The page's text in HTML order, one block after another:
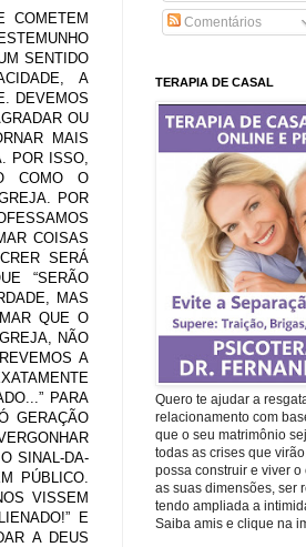
COMETEM
SENTIDO
A
DEVEMOS
OU
MAIS
POR ISSO,
COMO O
POR
COISAS
SERÁ
“SERÃO
MAS
QUE O
NÃO
A
PARA
GERAÇÃO
SINAL-DA-
PÚBLICO.
VISSEM
E
A DEUS
Comentários
TERAPIA DE CASAL
Quero te ajudar a
relacionamento com
que o seu matrimônio
todas as crises que
possa construir e viver
as suas dimensões, ser
tendo ampliada a
Saiba amis e clique na